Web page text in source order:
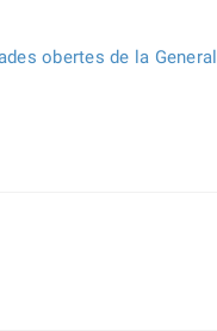
obertes de la